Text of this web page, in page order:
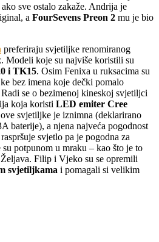
ako sve ostalo zakaže. Andrija je
a FourSevens Preon 2 mu je bio
preferiraju svjetiljke renomiranog
. Modeli koje su najviše koristili su
i TK15. Osim Fenixa u ruksacima su
bez imena koje dečki pomalo
Radi se o bezimenoj kineskoj svjetiljci
koja koristi LED emiter Cree
svjetiljke je iznimna (deklarirano
baterije), a njena najveća pogodnost
svjetlo pa je pogodna za
potpunom u mraku – kao što je to
Filip i Vjeko su se opremili
svjetiljkama i pomagali si velikim